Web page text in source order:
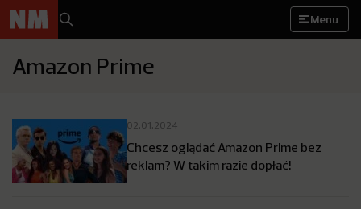
Menu
Amazon Prime
02.01.2024
Chcesz oglądać Amazon Prime bez
reklam? W takim razie dopłać!